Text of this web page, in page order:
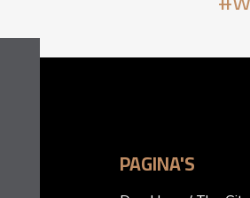
PAGINA'S